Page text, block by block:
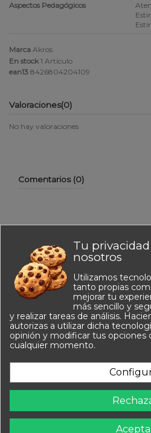
Aspectos Pedagógicos
Marca Akros
En stock 1 Artículo
ean13 8426804204109
Valoraciones(0)
No hay valoraciones
Comentarios (0)
No hay reseñas de
Información
Contacto
Síguenos
Tu
nosotros
Utilizamos
tanto propias
mejorar tu
más sencillo y
y realizar tareas de análisis.
autorizas a utilizar dicha
opinión y modificar tus
cualquier momento.